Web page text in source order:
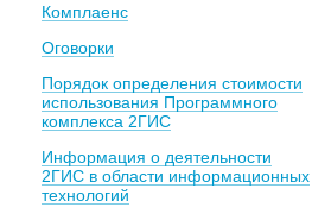
Комплаенс
Оговорки
Порядок определения стоимости
использования Программного
комплекса 2ГИС
Информация о деятельности
2ГИС в области информационных
технологий